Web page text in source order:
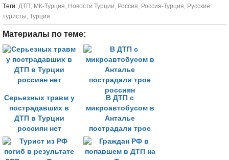
Tеги: ДТП , МК-Турция, Новости Турции, Россия, Россия-Турция, Русские
туристы, Турция
Материалы по теме:
Серьезных травм у
пострадавших в
ДТП в Турции
россиян нет
В ДТП с
микроавтобусом в
Анталье
пострадали трое
россиян